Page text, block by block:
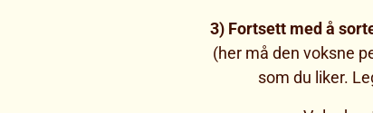
3) Fortsett med å
(her må den voksne
som du liker.